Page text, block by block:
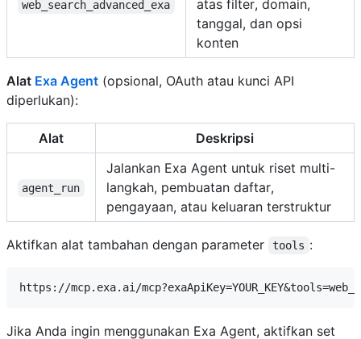
web_search_advanced_exa
atas filter, domain,
tanggal, dan opsi
konten
Alat Exa Agent (opsional, OAuth atau kunci API
diperlukan):
Alat Deskripsi
agent_run
Jalankan Exa Agent untuk riset multi-
langkah, pembuatan daftar,
pengayaan, atau keluaran terstruktur
Aktifkan alat tambahan dengan parameter tools :
Jika Anda ingin menggunakan Exa Agent, aktifkan set